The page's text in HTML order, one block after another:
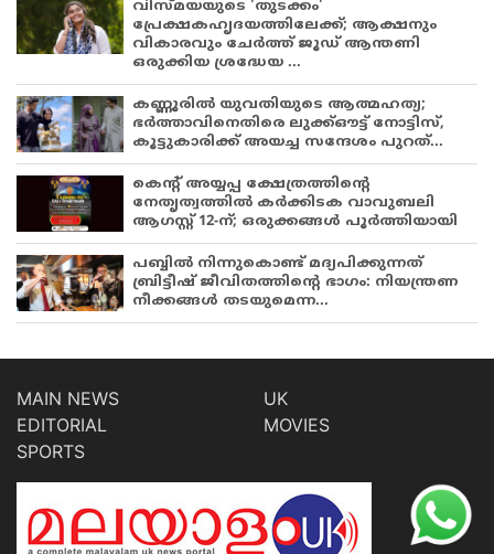
വിസ്മയയുടെ 'തുടക്കം'
പ്രേക്ഷകഹൃദയത്തിലേക്ക്; ആക്ഷനും
വികാരവും ചേർത്ത് ജൂഡ് ആന്തണി
ഒരുക്കിയ ശ്രദ്ധേയ ...
കണ്ണൂരിൽ യുവതിയുടെ ആത്മഹത്യ;
ഭർത്താവിനെതിരെ ലുക്ക്ഔട്ട് നോട്ടിസ്,
കൂട്ടുകാരിക്ക് അയച്ച സന്ദേശം പുറത്...
കെന്റ് അയ്യപ്പ ക്ഷേത്രത്തിന്റെ
നേതൃത്വത്തിൽ കർക്കിടക വാവുബലി
ആഗസ്റ്റ് 12-ന്; ഒരുക്കങ്ങൾ പൂർത്തിയായി
പബ്ബില്‍ നിന്നുകൊണ്ട് മദ്യപിക്കുന്നത്
ബ്രിട്ടീഷ് ജീവിതത്തിന്റെ ഭാഗം: നിയന്ത്രണ
നീക്കങ്ങള്‍ തടയുമെന്ന...
MAIN NEWS
EDITORIAL
SPORTS
UK
MOVIES